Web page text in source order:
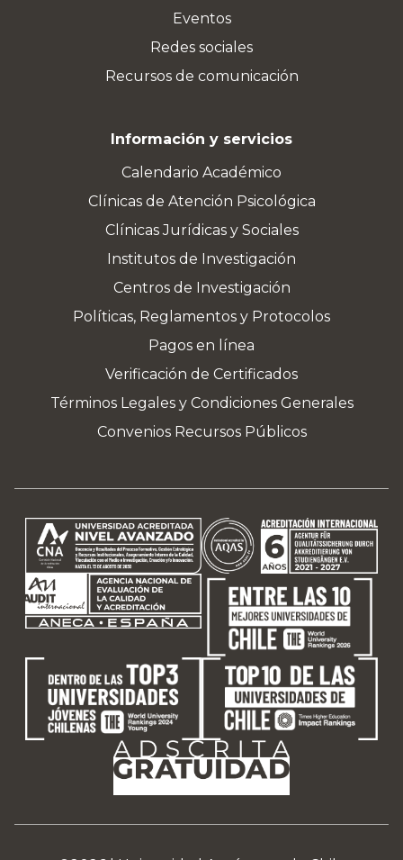
Eventos
Redes sociales
Recursos de comunicación
Información y servicios
Calendario Académico
Clínicas de Atención Psicológica
Clínicas Jurídicas y Sociales
Institutos de Investigación
Centros de Investigación
Políticas, Reglamentos y Protocolos
Pagos en línea
Verificación de Certificados
Términos Legales y Condiciones Generales
Convenios Recursos Públicos